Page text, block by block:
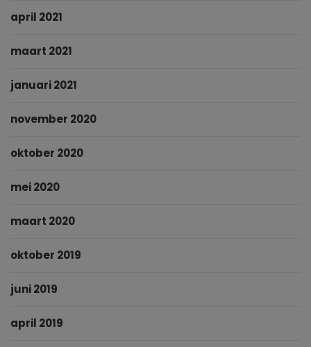
april 2021
maart 2021
januari 2021
november 2020
oktober 2020
mei 2020
maart 2020
oktober 2019
juni 2019
april 2019